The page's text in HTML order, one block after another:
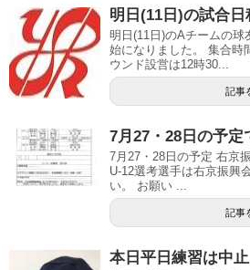
明日(11日)の試合日
明日(11日)のAチームの球
始になりました。 集合時
ウンド設営は12時30...
記事
7月27・28日の予定
7月27・28日の予定 右京
U-12選考選手は右京振興
い。 お願い ...
記事
本日平日練習は中止